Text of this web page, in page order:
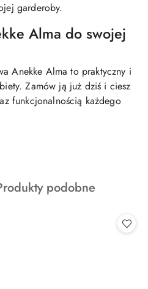
garderoby.
Alma do swojej
Anekke Alma to praktyczny i
Zamów ją już dziś i ciesz
funkcjonalnością każdego
podobne